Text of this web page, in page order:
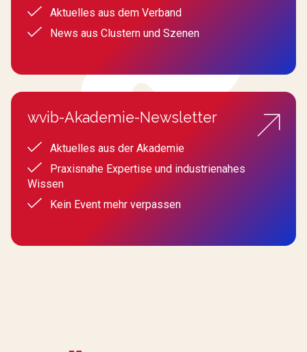
Aktuelles aus dem Verband
News aus Clustern und Szenen
wvib-Akademie-Newsletter
Aktuelles aus der Akademie
Praxisnahe Expertise und industrienahes
Wissen
Kein Event mehr verpassen